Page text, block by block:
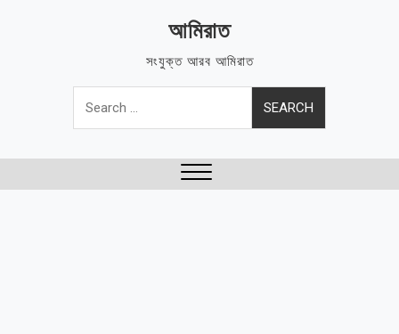
আমিরাত
সংযুক্ত আরব আমিরাত
Search
for: